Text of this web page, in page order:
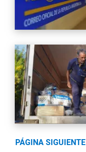
PÁGINA SIGUIENTE